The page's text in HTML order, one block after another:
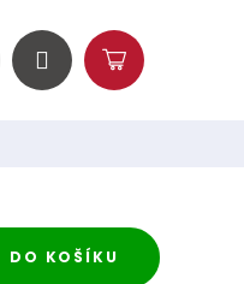
PřihlášeníNákupní
DO KOŠÍKU